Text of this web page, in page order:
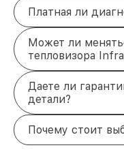
Платная ли
Может ли
тепловизора
Даете ли
детали?
Почему стоит